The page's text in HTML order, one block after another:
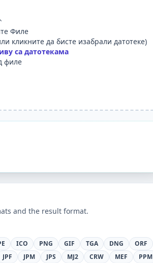
Филе
кликните да бисте изабрали датотеке)
са датотекама
филе
and the result format.
ICO PNG GIF TGA DNG ORF
JPF JPM JPS MJ2 CRW MEF
PPM